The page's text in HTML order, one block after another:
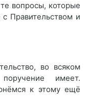
вопросы, которые
Правительством и
во всяком
имеет.
к этому ещё